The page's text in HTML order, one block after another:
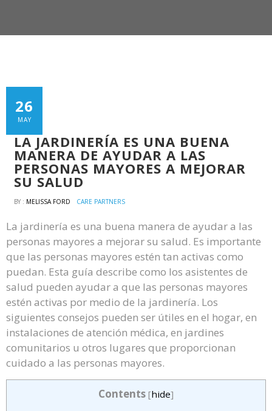
26
MAY
LA JARDINERÍA ES UNA BUENA
MANERA DE AYUDAR A LAS
PERSONAS MAYORES A MEJORAR
SU SALUD
BY : MELISSA FORD CARE PARTNERS
La jardinería es una buena manera de ayudar a las
personas mayores a mejorar su salud. Es importante
que las personas mayores estén tan activas como
puedan. Esta guía describe como los asistentes de
salud pueden ayudar a que las personas mayores
estén activas por medio de la jardinería. Los
siguientes consejos pueden ser útiles en el hogar, en
instalaciones de atención médica, en jardines
comunitarios u otros lugares que proporcionan
cuidado a las personas mayores.
Contents [hide]